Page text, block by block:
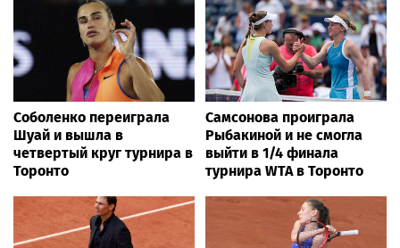
Соболенко переиграла
Шуай и вышла в
четвертый круг турнира в
Торонто
Самсонова проиграла
Рыбакиной и не смогла
выйти в 1/4 финала
турнира WTA в Торонто